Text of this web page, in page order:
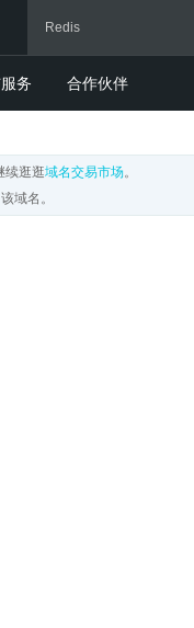
务 合作伙伴
续逛逛域名交易市场。
域名。